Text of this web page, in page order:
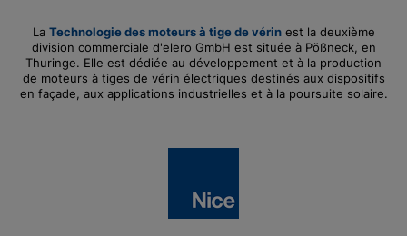
La Technologie des moteurs à tige de vérinest la deuxième
division commerciale d'elero GmbH est située à Pößneck, en
Thuringe. Elle est dédiée au développement et à la production
de moteurs à tiges de vérin électriques destinés aux dispositifs
en façade, aux applications industrielles et à la poursuite solaire.